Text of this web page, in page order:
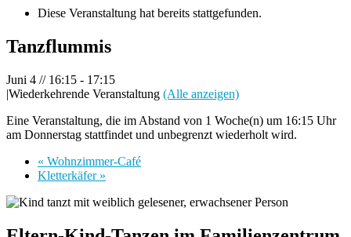
Diese Veranstaltung hat bereits stattgefunden.
Tanzflummis
Juni 4 // 16:15 - 17:15
|Wiederkehrende Veranstaltung (Alle anzeigen)
Eine Veranstaltung, die im Abstand von 1 Woche(n) um 16:15 Uhr
am Donnerstag stattfindet und unbegrenzt wiederholt wird.
« Wohnzimmer-Café
Kletterkäfer »